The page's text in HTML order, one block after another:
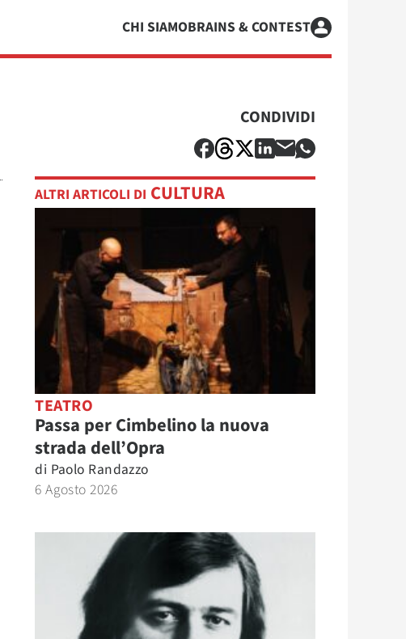
CHI SIAMOBRAINS & CONTEST
CONDIVIDI
ALTRI ARTICOLI DI CULTURA
TEATRO
Passa per Cimbelino la nuova
strada dell’Opra
di Paolo Randazzo
6 Agosto 2026